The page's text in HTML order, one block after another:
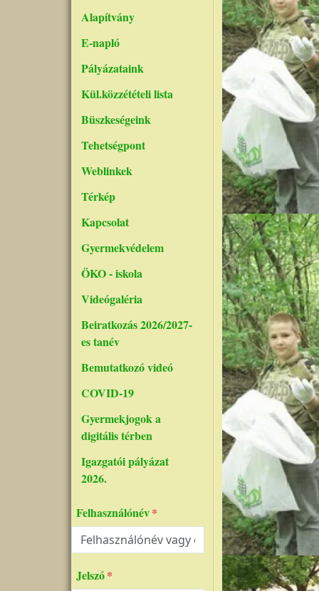
Alapítvány
E-napló
Pályázataink
Kül.közzétételi lista
Büszkeségeink
Tehetségpont
Weblinkek
Térkép
Kapcsolat
Gyermekvédelem
ÖKO - iskola
Videógaléria
Beiratkozás 2026/2027-
es tanév
Bemutatkozó videó
COVID-19
Gyermekjogok a
digitális térben
Igazgatói pályázat
2026.
Felhasználónév
Jelszó
Kép
Kép